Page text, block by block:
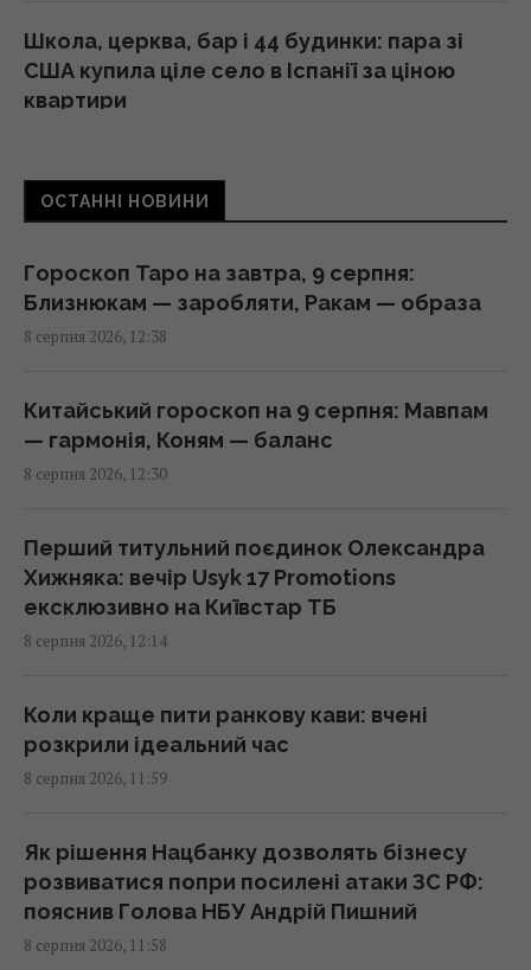
Школа, церква, бар і 44 будинки: пара зі
США купила ціле село в Іспанії за ціною
квартири
Chrome став самовільно скачувати на диск
зупинити
11:41 субота, 08 серпня 2026
щасливчиками нового тижня
11:36 субота, 08 серпня 2026
швидко та безпечно прибрати їхнє гніздо
11:30 субота, 08 серпня 2026
Україна погодилася не атакувати
морі, - Bloomberg
11:24 субота, 08 серпня 2026
в Ірані, щоб не розлютити Трампа, - CNN
11:21 субота, 08 серпня 2026
Хто має платити за сімейну відпустку:
ОСТАННІ НОВИНИ
Гороскоп Таро на завтра, 9 серпня:
Близнюкам — заробляти, Ракам — образа
8 серпня 2026, 12:38
Китайський гороскоп на 9 серпня: Мавпам
— гармонія, Коням — баланс
8 серпня 2026, 12:30
Перший титульний поєдинок Олександра
Хижняка: вечір Usyk 17 Promotions
ексклюзивно на Київстар ТБ
8 серпня 2026, 12:14
Коли краще пити ранкову кави: вчені
розкрили ідеальний час
8 серпня 2026, 11:59
Як рішення Нацбанку дозволять бізнесу
розвиватися попри посилені атаки ЗС РФ:
пояснив Голова НБУ Андрій Пишний
8 серпня 2026, 11:58